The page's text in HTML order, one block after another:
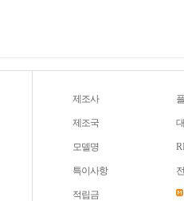
제조사
제조국
모델명
특이사항
적립금